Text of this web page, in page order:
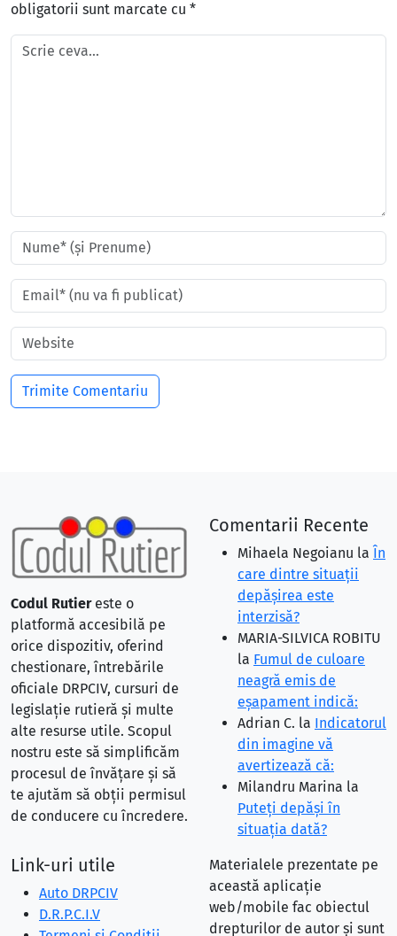
obligatorii sunt marcate cu *
Codul Rutiereste o
platformă accesibilă pe
orice dispozitiv, oferind
chestionare, întrebările
oficiale DRPCIV, cursuri de
legislație rutieră și multe
alte resurse utile. Scopul
nostru este să simplificăm
procesul de învățare și să
te ajutăm să obții permisul
de conducere cu încredere.
Comentarii Recente
Mihaela Negoianu la În
care dintre situaţii
depăşirea este
interzisă?
MARIA-SILVICA ROBITU
la Fumul de culoare
neagră emis de
eşapament indică:
Adrian C. la Indicatorul
din imagine vă
avertizează că:
Milandru Marina la
Puteţi depăşi în
situaţia dată?
Link-uri utile
Auto DRPCIV
D.R.P.C.I.V
Materialele prezentate pe
această aplicație
web/mobile fac obiectul
drepturilor de autor și sunt